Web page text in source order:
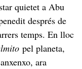
quietet a Abu
després de
temps. En lloc
pel planeta,
ara